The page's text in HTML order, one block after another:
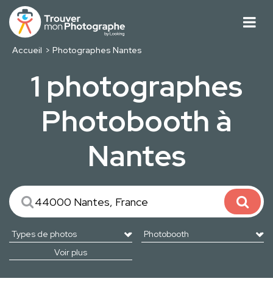
Accueil Photographes Nantes
1 photographes
Photobooth à
Nantes
Voir plus